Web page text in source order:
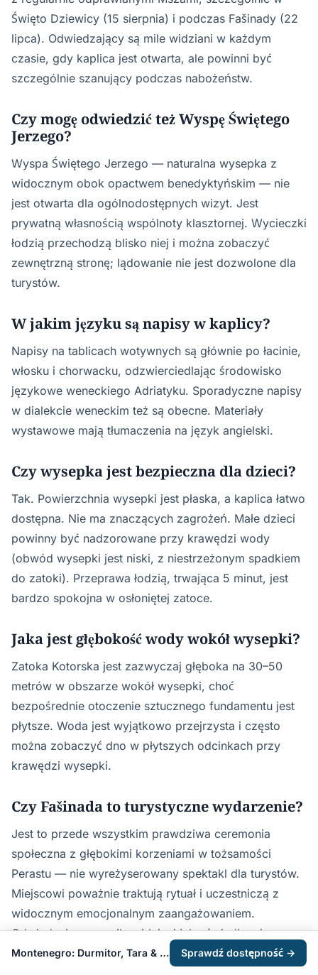
Święto Dziewicy (15 sierpnia) i podczas Fašinady (22
lipca). Odwiedzający są mile widziani w każdym
czasie, gdy kaplica jest otwarta, ale powinni być
szczególnie szanujący podczas nabożeństw.
Czy mogę odwiedzić też Wyspę Świętego
Jerzego?
Wyspa Świętego Jerzego — naturalna wysepka z
widocznym obok opactwem benedyktyńskim — nie
jest otwarta dla ogólnodostępnych wizyt. Jest
prywatną własnością wspólnoty klasztornej. Wycieczki
łodzią przechodzą blisko niej i można zobaczyć
zewnętrzną stronę; lądowanie nie jest dozwolone dla
turystów.
W jakim języku są napisy w kaplicy?
Napisy na tablicach wotywnych są głównie po łacinie,
włosku i chorwacku, odzwierciedlając środowisko
językowe weneckiego Adriatyku. Sporadyczne napisy
w dialekcie weneckim też są obecne. Materiały
wystawowe mają tłumaczenia na język angielski.
Czy wysepka jest bezpieczna dla dzieci?
Tak. Powierzchnia wysepki jest płaska, a kaplica łatwo
dostępna. Nie ma znaczących zagrożeń. Małe dzieci
powinny być nadzorowane przy krawędzi wody
(obwód wysepki jest niski, z niestrzeżonym spadkiem
do zatoki). Przeprawa łodzią, trwająca 5 minut, jest
bardzo spokojna w osłoniętej zatoce.
Jaka jest głębokość wody wokół wysepki?
Zatoka Kotorska jest zazwyczaj głęboka na 30–50
metrów w obszarze wokół wysepki, choć
bezpośrednie otoczenie sztucznego fundamentu jest
płytsze. Woda jest wyjątkowo przejrzysta i często
można zobaczyć dno w płytszych odcinkach przy
krawędzi wysepki.
Czy Fašinada to turystyczne wydarzenie?
Jest to przede wszystkim prawdziwa ceremonia
społeczna z głębokimi korzeniami w tożsamości
Perastu — nie wyreżyserowany spektakl dla turystów.
Miejscowi poważnie traktują rytuał i uczestniczą z
widocznym emocjonalnym zaangażowaniem.
Odwiedzający są mile widziani jako świadkowie
ceremonii, nie jako jej publiczność.
Montenegro: Durmitor, Tara & Ostrog Day Trip from Kotor Sprawdź dostępność →